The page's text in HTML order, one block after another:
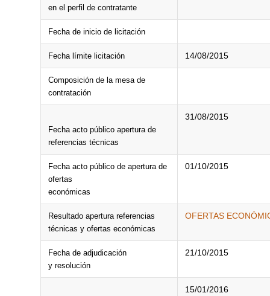
en el perfil de contratante
Fecha de inicio de licitación
Fecha límite licitación 14/08/2015
Composición de la mesa de
contratación
Fecha acto público apertura de
referencias técnicas
31/08/2015
Fecha acto público de apertura de
ofertas
económicas
01/10/2015
Resultado apertura referencias
técnicas y ofertas económicas
OFERTAS
Fecha de adjudicación
y resolución
21/10/2015
15/01/2016